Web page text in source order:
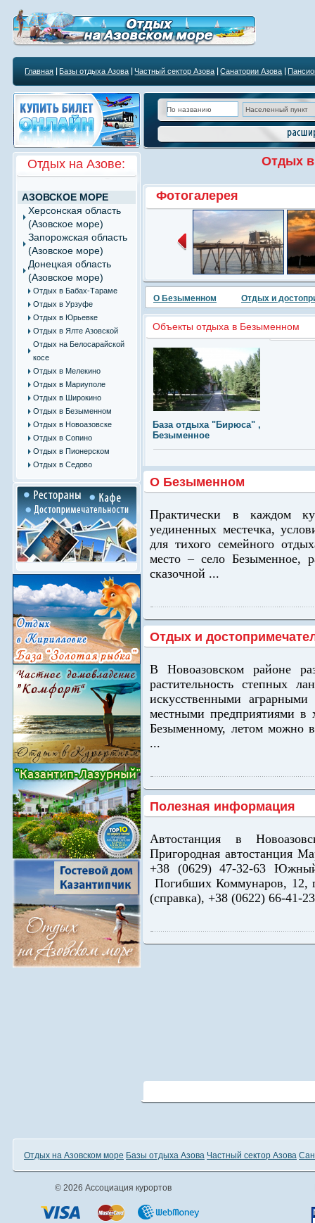
Главная Базы отдыха Азова Частный сектор Азова Санатории Азова
Отдых на Азове:
АЗОВСКОЕ МОРЕ
Херсонская область
(Азовское море)
Запорожская область
(Азовское море)
Донецкая область
(Азовское море)
Отдых в Бабах-Тараме
Отдых в Урзуфе
Отдых в Юрьевке
Отдых в Ялте Азовской
Отдых на Белосарайской
косе
Отдых в Мелекино
Отдых в Мариуполе
Отдых в Широкино
Отдых в Безыменном
Отдых в Новоазовске
Отдых в Сопино
Отдых в Пионерском
Отдых в Седово
Отдых
Фотогалерея
О Безыменном Отдых и
Объекты отдыха в Безыменном
База отдыха "Бирюса" ,
Безыменное
О Безыменном
Практически в каждом
уединенных местечка,
для тихого семейного
место – село Безыменное,
сказочной ...
Отдых и
В Новоазовском районе
растительность степных
искусственными
местными предприятиями в
Безыменному, летом можно
...
Полезная информация
Автостанция в
Пригородная автостанция
+38 (0629) 47-32-63
Погибших Коммунаров, 12,
(справка), +38 (0622) 66-41-
Отдых на Азовском море Базы отдыха Азова Частный сектор Азова
© 2026 Ассоциация курортов